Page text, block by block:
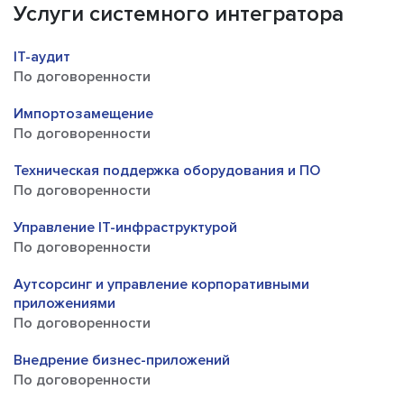
Услуги системного интегратора
IT-аудит
По договоренности
Импортозамещение
По договоренности
Техническая поддержка оборудования и ПО
По договоренности
Управление IT-инфраструктурой
По договоренности
Аутсорсинг и управление корпоративными
приложениями
По договоренности
Внедрение бизнес-приложений
По договоренности